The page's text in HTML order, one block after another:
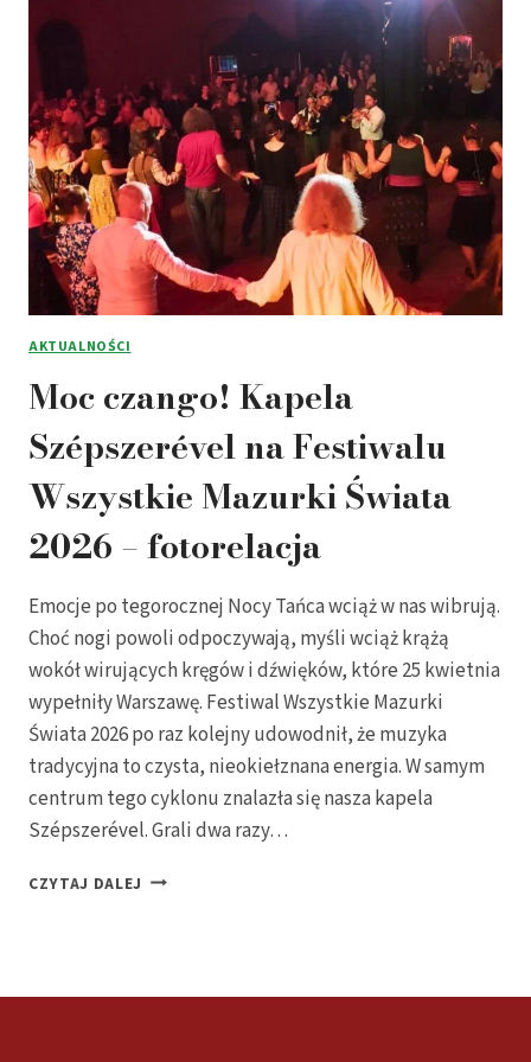
AKTUALNOŚCI
Moc czango! Kapela
Szépszerével na Festiwalu
Wszystkie Mazurki Świata
2026 – fotorelacja
Emocje po tegorocznej Nocy Tańca wciąż w nas wibrują.
Choć nogi powoli odpoczywają, myśli wciąż krążą
wokół wirujących kręgów i dźwięków, które 25 kwietnia
wypełniły Warszawę. Festiwal Wszystkie Mazurki
Świata 2026 po raz kolejny udowodnił, że muzyka
tradycyjna to czysta, nieokiełznana energia. W samym
centrum tego cyklonu znalazła się nasza kapela
Szépszerével. Grali dwa razy…
CZYTAJ DALEJ MOC
FESTIWALU